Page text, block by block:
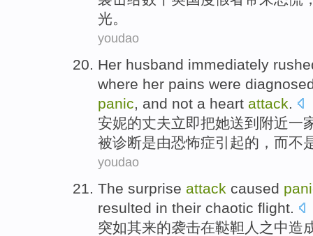
光。
youdao
Her husband immediately
where her pains were
panic, and not a heart attack.
安妮的丈夫立即把她送到 附近一
被诊断是由恐怖症引起的， 而不
youdao
The surprise attack caused
resulted in their chaotic flight.
突如其来的袭击在鞑靼 人之中造